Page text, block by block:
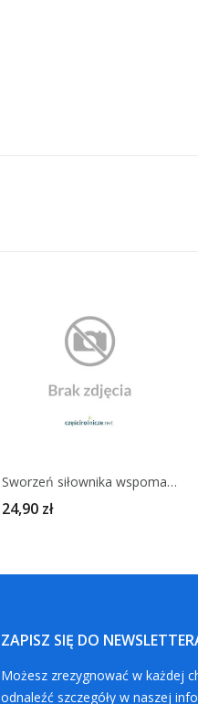
Sworzeń siłownika wspomagania 84276002
24,90 zł
ZAPISZ SIĘ DO
Możesz zrezygnować w każdej
odnaleźć szczegóły w naszej